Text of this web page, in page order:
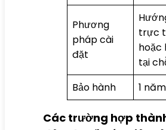
Phương
pháp cài
đặt
trực
hoặc
tại
Bảo hành
1 năm
Các trường hợp